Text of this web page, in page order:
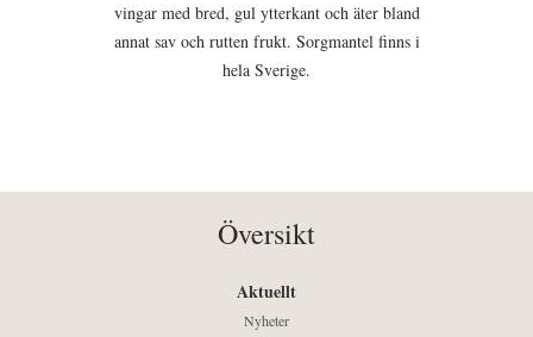
vingar med bred, gul ytterkant och äter bland
annat sav och rutten frukt. Sorgmantel finns i
hela Sverige.
Översikt
Aktuellt
Nyheter